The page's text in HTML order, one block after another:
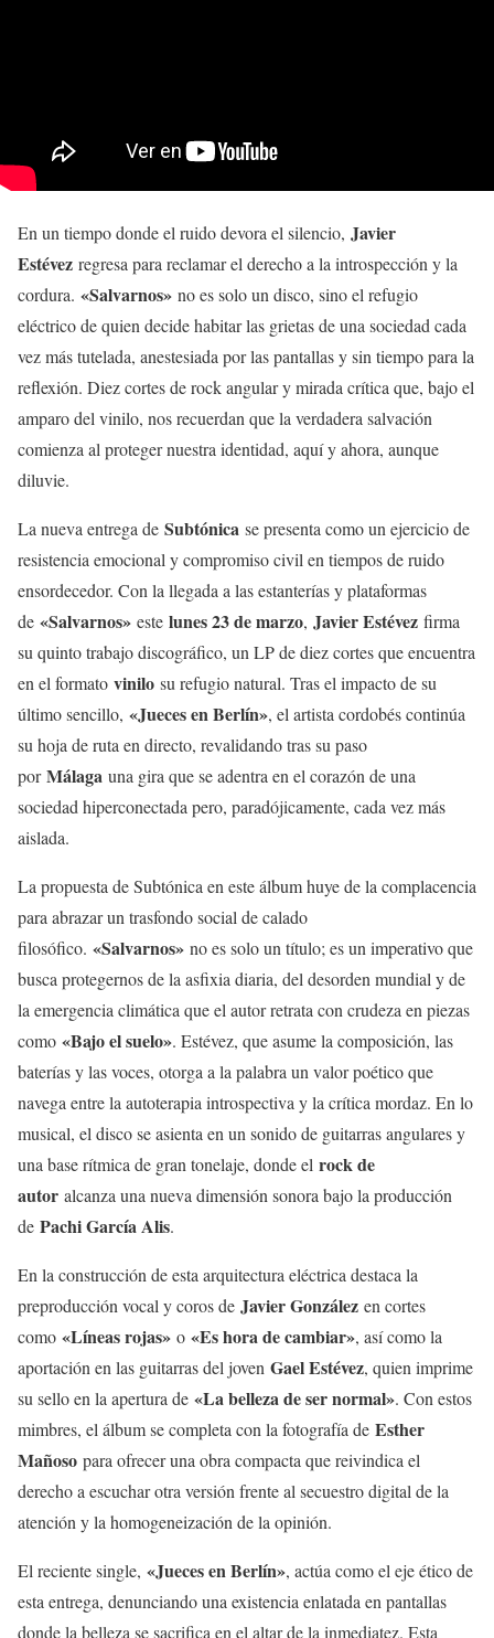
En un tiempo donde el ruido devora el silencio, Javier
Estévez regresa para reclamar el derecho a la introspección y la
cordura. «Salvarnos» no es solo un disco, sino el refugio
eléctrico de quien decide habitar las grietas de una sociedad cada
vez más tutelada, anestesiada por las pantallas y sin tiempo para la
reflexión. Diez cortes de rock angular y mirada crítica que, bajo el
amparo del vinilo, nos recuerdan que la verdadera salvación
comienza al proteger nuestra identidad, aquí y ahora, aunque
diluvie.
La nueva entrega de Subtónica se presenta como un ejercicio de
resistencia emocional y compromiso civil en tiempos de ruido
ensordecedor. Con la llegada a las estanterías y plataformas
de «Salvarnos» este lunes 23 de marzo, Javier Estévez firma
su quinto trabajo discográfico, un LP de diez cortes que encuentra
en el formato vinilo su refugio natural. Tras el impacto de su
último sencillo, «Jueces en Berlín», el artista cordobés continúa
su hoja de ruta en directo, revalidando tras su paso
porMálaga una gira que se adentra en el corazón de una
sociedad hiperconectada pero, paradójicamente, cada vez más
aislada.
La propuesta de Subtónica en este álbum huye de la complacencia
para abrazar un trasfondo social de calado
filosófico. «Salvarnos» no es solo un título; es un imperativo que
busca protegernos de la asfixia diaria, del desorden mundial y de
la emergencia climática que el autor retrata con crudeza en piezas
como «Bajo el suelo». Estévez, que asume la composición, las
baterías y las voces, otorga a la palabra un valor poético que
navega entre la autoterapia introspectiva y la crítica mordaz. En lo
musical, el disco se asienta en un sonido de guitarras angulares y
una base rítmica de gran tonelaje, donde el rock de
autor alcanza una nueva dimensión sonora bajo la producción
de Pachi García Alis.
En la construcción de esta arquitectura eléctrica destaca la
preproducción vocal y coros de Javier González en cortes
como «Líneas rojas» o «Es hora de cambiar», así como la
aportación en las guitarras del joven Gael Estévez, quien imprime
su sello en la apertura de «La belleza de ser normal». Con estos
mimbres, el álbum se completa con la fotografía de Esther
Mañoso para ofrecer una obra compacta que reivindica el
derecho a escuchar otra versión frente al secuestro digital de la
atención y la homogeneización de la opinión.
El reciente single, «Jueces en Berlín», actúa como el eje ético de
esta entrega, denunciando una existencia enlatada en pantallas
donde la belleza se sacrifica en el altar de la inmediatez. Esta